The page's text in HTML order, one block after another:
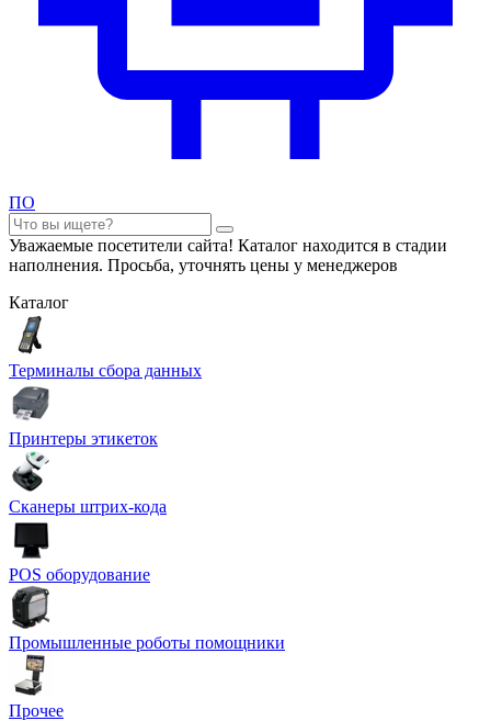
ПО
Уважаемые посетители сайта! Каталог находится в стадии
наполнения. Просьба, уточнять цены у менеджеров
Каталог
Терминалы сбора данных
Принтеры этикеток
Сканеры штрих-кода
POS оборудование
Промышленные роботы помощники
Прочее